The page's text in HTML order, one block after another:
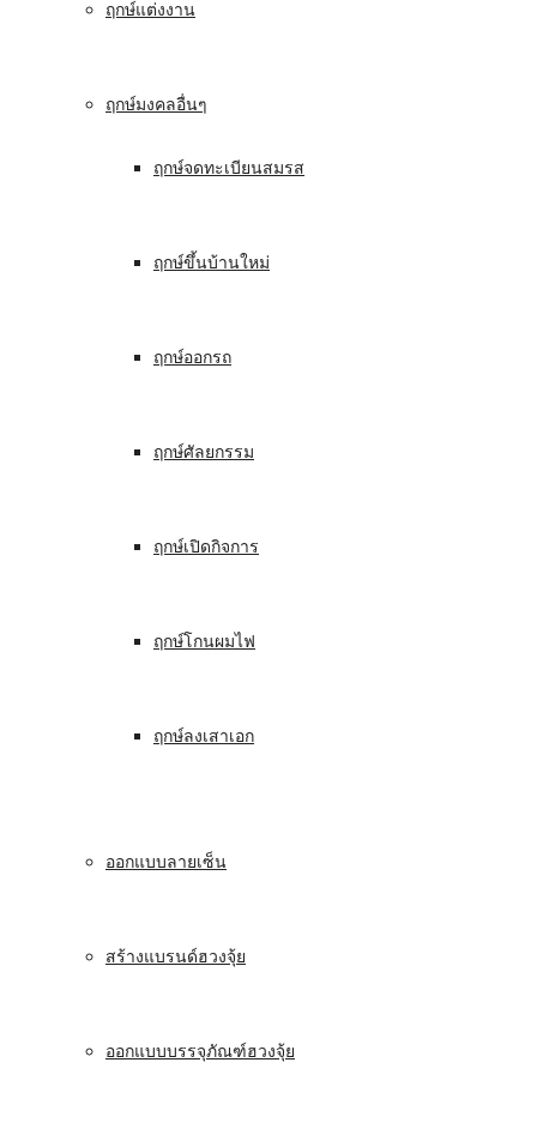
ฤกษ์แต่งงาน
ฤกษ์มงคลอื่นๆ
ฤกษ์จดทะเบียนสมรส
ฤกษ์ขึ้นบ้านใหม่
ฤกษ์ออกรถ
ฤกษ์ศัลยกรรม
ฤกษ์เปิดกิจการ
ฤกษ์โกนผมไฟ
ฤกษ์ลงเสาเอก
ออกแบบลายเซ็น
สร้างแบรนด์ฮวงจุ้ย
ออกแบบบรรจุภัณฑ์ฮวงจุ้ย